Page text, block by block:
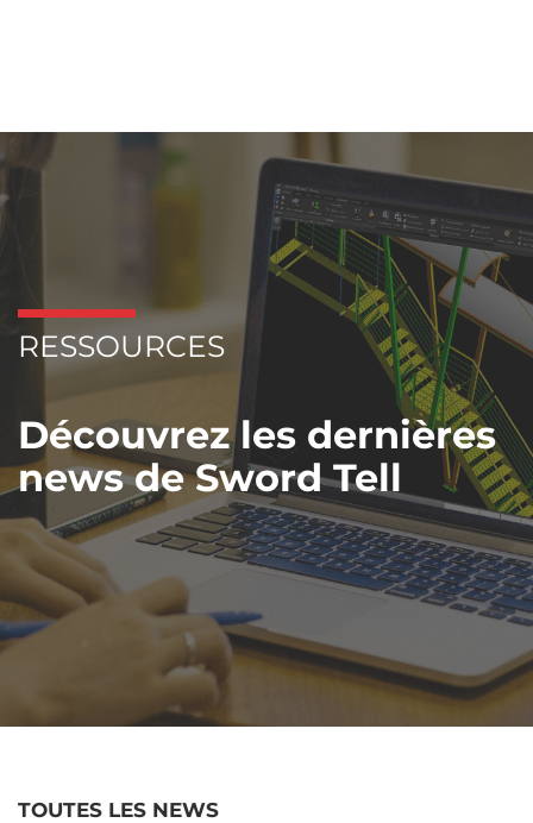
RESSOURCES
Découvrez les dernières
news de Sword Tell
TOUTES LES NEWS